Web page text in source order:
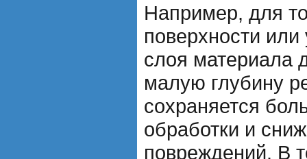
Например, для
поверхности
слоя материала
малую глубину
сохраняется
обработки и
повреждений. В